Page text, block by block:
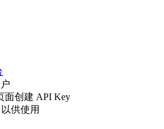
面创建 API Key
供使用